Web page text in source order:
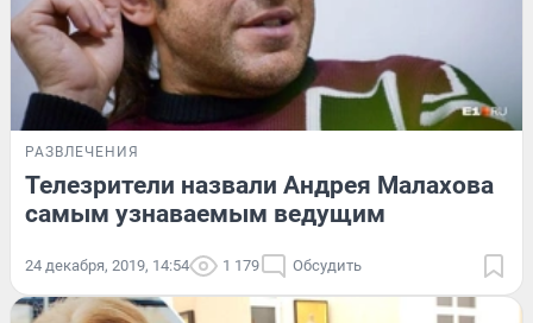
РАЗВЛЕЧЕНИЯ
Телезрители назвали Андрея Малахова
самым узнаваемым ведущим
24 декабря, 2019, 14:54 1 179 Обсудить